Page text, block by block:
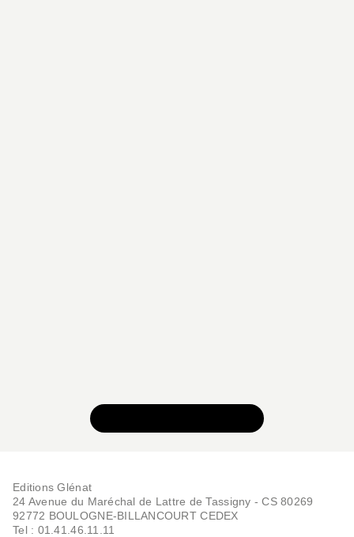
Editions Glénat
24 Avenue du Maréchal de Lattre de Tassigny - CS 80269
92772 BOULOGNE-BILLANCOURT CEDEX
Tel : 01.41.46.11.11